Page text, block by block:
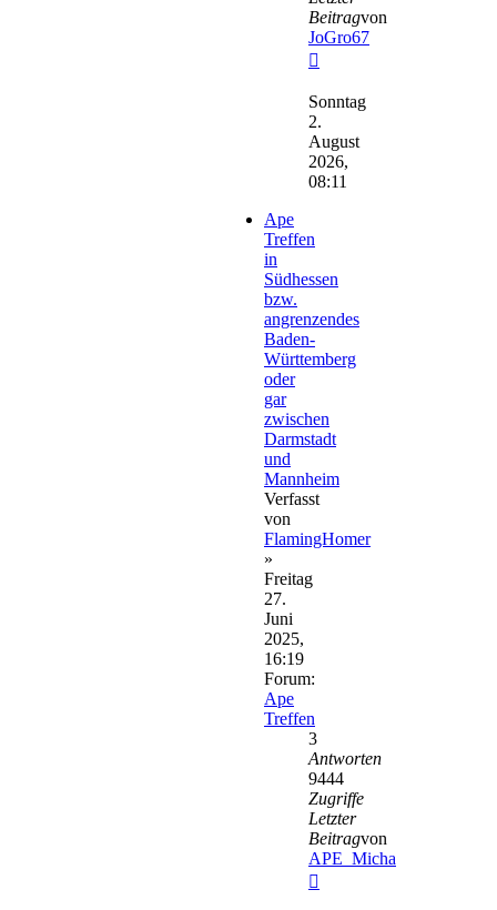
Beitragvon
JoGro67
Beitrag
Sonntag
2.
August
2026,
08:11
Ape
Treffen
in
Südhessen
bzw.
angrenzendes
Baden-
Württemberg
oder
gar
zwischen
Darmstadt
und
Mannheim
Verfasst
von
FlamingHomer
»
Freitag
27.
Juni
2025,
16:19
Forum:
Ape
Treffen
3
Antworten
9444
Zugriffe
Letzter
Beitragvon
APE_Micha